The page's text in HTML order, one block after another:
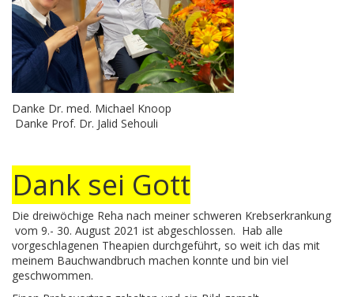
Danke Dr. med. Michael Knoop
Danke Prof. Dr. Jalid Sehouli
Dank sei Gott
Die dreiwöchige Reha nach meiner schweren Krebserkrankung
vom 9.- 30. August 2021 ist abgeschlossen. Hab alle
vorgeschlagenen Theapien durchgeführt, so weit ich das mit
meinem Bauchwandbruch machen konnte und bin viel
geschwommen.